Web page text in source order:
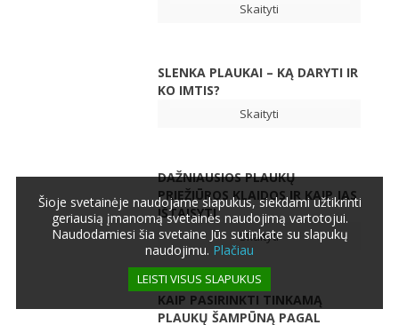
Skaityti
SLENKA PLAUKAI – KĄ DARYTI IR
KO IMTIS?
Skaityti
DAŽNIAUSIOS PLAUKŲ
PRIEŽIŪROS KLAIDOS IR KAIP JAS
IŠTAISYTI
Skaityti
KAIP PASIRINKTI TINKAMĄ
PLAUKŲ ŠAMPŪNĄ PAGAL
Šioje svetainėje naudojame slapukus, siekdami užtikrinti
geriausią įmanomą svetainės naudojimą vartotojui.
Naudodamiesi šia svetaine Jūs sutinkate su slapukų
naudojimu. Plačiau
LEISTI VISUS SLAPUKUS